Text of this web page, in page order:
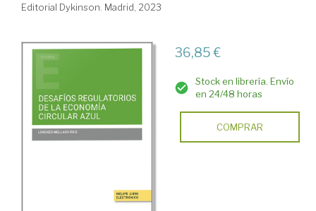
Editorial Dykinson. Madrid, 2023
36,85 €
Stock en librería. Envío
en 24/48 horas
COMPRAR